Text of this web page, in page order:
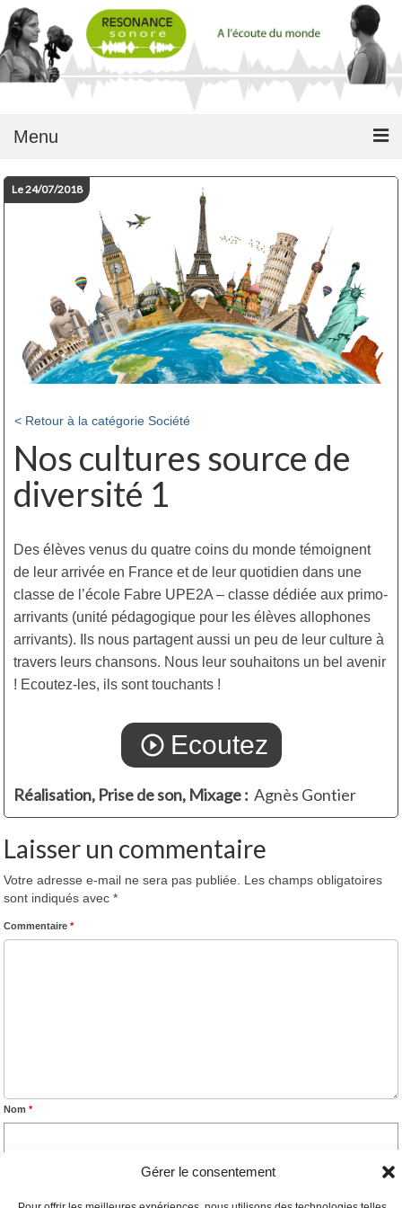
Gérer le consentement
Menu
Le 24/07/2018
< Retour à la catégorie Société
Nos cultures source de
diversité 1
Des élèves venus du quatre coins du monde témoignent
de leur arrivée en France et de leur quotidien dans une
classe de l’école Fabre UPE2A – classe dédiée aux primo-
arrivants (unité pédagogique pour les élèves allophones
arrivants). Ils nous partagent aussi un peu de leur culture à
travers leurs chansons. Nous leur souhaitons un bel avenir
! Ecoutez-les, ils sont touchants !
play_circle_outline Ecoutez
Réalisation, Prise de son, Mixage : Agnès Gontier
Laisser un commentaire
Votre adresse e-mail ne sera pas publiée.
Les champs obligatoires
sont indiqués avec*
Commentaire*
Nom*